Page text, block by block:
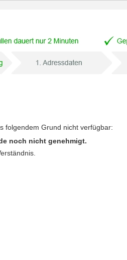
folgendem Grund nicht verfügbar:
noch nicht genehmigt.